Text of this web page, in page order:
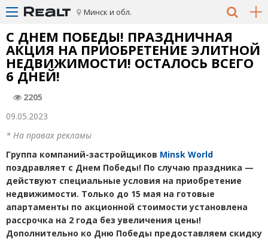
Минск и обл.
С ДНЕМ ПОБЕДЫ! ПРАЗДНИЧНАЯ
АКЦИЯ НА ПРИОБРЕТЕНИЕ ЭЛИТНОЙ
НЕДВИЖИМОСТИ! ОСТАЛОСЬ ВСЕГО
6 ДНЕЙ!
2205
09.05.2023
* На правах рекламы
Группа компаний-застройщиков Minsk World
поздравляет с Днем Победы! По случаю праздника —
действуют специальные условия на приобретение
недвижимости. Только до 15 мая на готовые
апартаменты по акционной стоимости установлена
рассрочка на 2 года без увеличения цены!
Дополнительно ко Дню Победы предоставляем скидку